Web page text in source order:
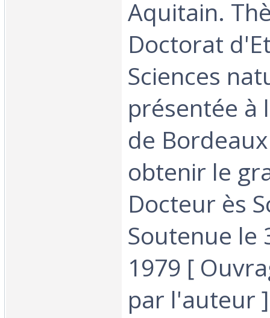
Aquitain.
Doctorat
Sciences
présentée à
de
obtenir le
Docteur ès
Soutenue le
1979 [
par l'auteur ]‎